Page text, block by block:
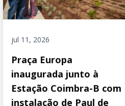
jul 11, 2026
Praça Europa
inaugurada junto à
Estação Coimbra-B com
instalação de Paul de